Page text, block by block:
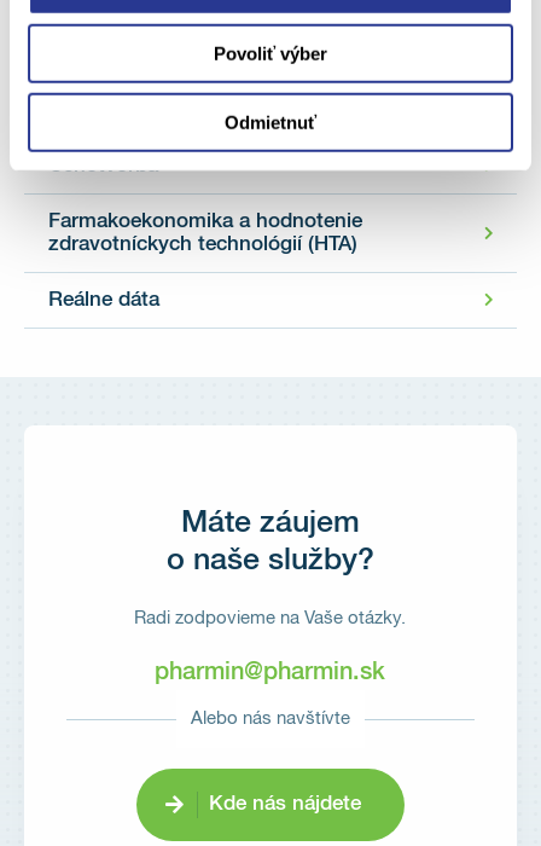
Povoliť výber
Odmietnuť
Registrácia a farmakovigilancia
Cenotvorba
Farmakoekonomika a hodnotenie
zdravotníckych technológií (HTA)
Reálne dáta
Máte záujem
o naše služby?
Radi zodpovieme na Vaše otázky.
pharmin@pharmin.sk
Alebo nás navštívte
Kde nás nájdete